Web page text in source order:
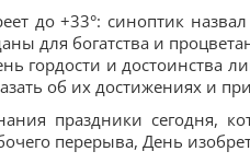
до +33°: синоптик
для богатства и
гордости и достоинства
об их достижениях и
праздники сегодня,
перерыва, День